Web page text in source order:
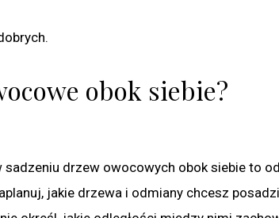
obok siebie?
drzew owocowych obok siebie to
jakie drzewa i odmiany chcesz